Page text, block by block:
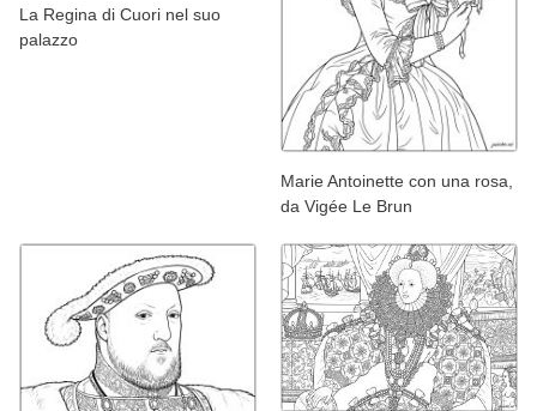
La Regina di Cuori nel suo
palazzo
Marie Antoinette con una rosa,
da Vigée Le Brun